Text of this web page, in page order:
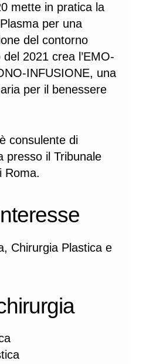
mette in pratica la
per una
del contorno
2021 crea l’EMO-
INFUSIONE, una
per il benessere
consulente di
presso il Tribunale
Roma.
Chirurgia Plastica e